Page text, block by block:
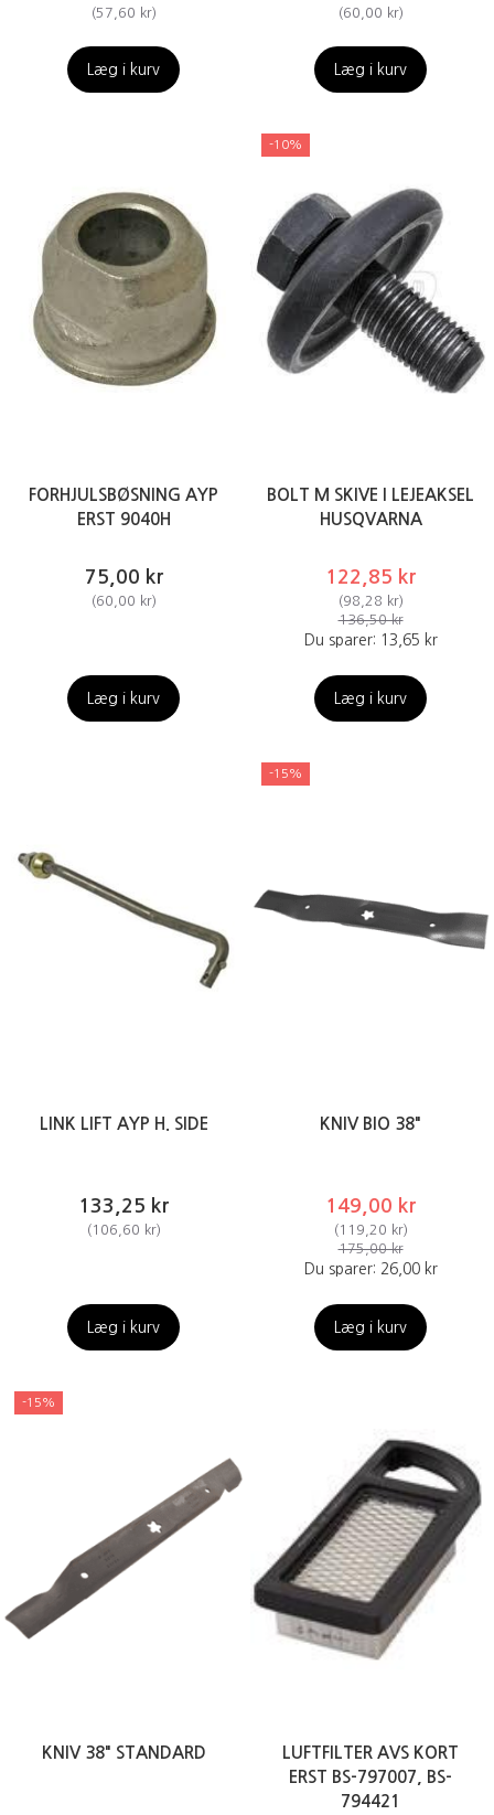
(57,60 kr)
Læg i kurv
(60,00 kr)
Læg i kurv
FORHJULSBØSNING AYP
ERST 9040H
75,00 kr
(60,00 kr)
Læg i kurv
-10%
BOLT M SKIVE I LEJEAKSEL
HUSQVARNA
122,85 kr
(98,28 kr)
136,50 kr
Du sparer: 13,65 kr
Læg i kurv
LINK LIFT AYP H. SIDE
133,25 kr
(106,60 kr)
Læg i kurv
-15%
KNIV BIO 38"
149,00 kr
(119,20 kr)
175,00 kr
Du sparer: 26,00 kr
Læg i kurv
-15%
KNIV 38" STANDARD
LUFTFILTER AVS KORT
ERST BS-797007, BS-
794421